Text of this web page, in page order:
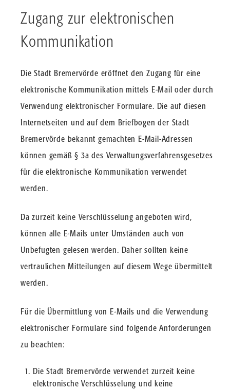
Zugang zur elektronischen
Kommunikation
Die Stadt Bremervörde eröffnet den Zugang für eine
elektronische Kommunikation mittels E-Mail oder durch
Verwendung elektronischer Formulare. Die auf diesen
Internetseiten und auf dem Briefbogen der Stadt
Bremervörde bekannt gemachten E-Mail-Adressen
können gemäß § 3a des Verwaltungsverfahrensgesetzes
für die elektronische Kommunikation verwendet
werden.
Da zurzeit keine Verschlüsselung angeboten wird,
können alle E-Mails unter Umständen auch von
Unbefugten gelesen werden. Daher sollten keine
vertraulichen Mitteilungen auf diesem Wege übermittelt
werden.
Für die Übermittlung von E-Mails und die Verwendung
elektronischer Formulare sind folgende Anforderungen
zu beachten:
Die Stadt Bremervörde verwendet zurzeit keine
elektronische Verschlüsselung und keine